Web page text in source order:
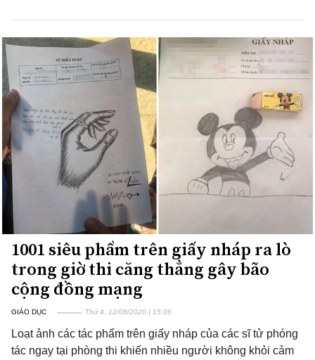
1001 siêu phẩm trên giấy nháp ra lò
trong giờ thi căng thẳng gây bão
cộng đồng mạng
GIÁO DỤC Thứ 4, 12/08/2020 | 15:06
Loạt ảnh các tác phẩm trên giấy nháp của các sĩ tử phóng
tác ngay tại phòng thi khiến nhiều người không khỏi cảm